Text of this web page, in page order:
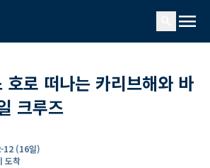
menu
호로 떠나는 카리브해와 바
크루즈
12 (16일)
도착